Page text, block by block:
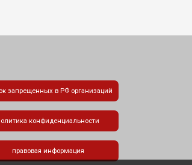
запрещенных в РФ организаций
конфиденциальности
правовая информация